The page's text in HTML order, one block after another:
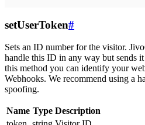
setUserToken#
Sets an ID number for the visitor.
handle this ID in any way but sends
this method you can identify your
Webhooks. We recommend using a
spoofing.
Name Type Description